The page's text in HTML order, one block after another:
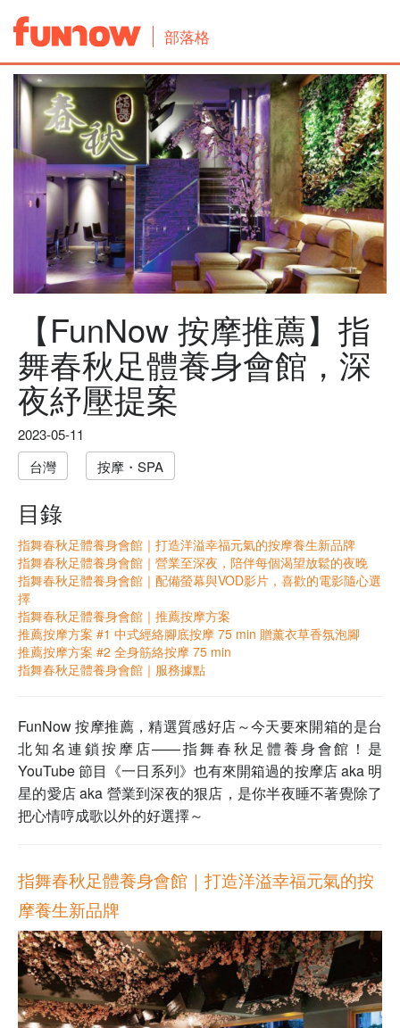
部落格
【FunNow 按摩推薦】指
舞春秋足體養身會館，深
夜紓壓提案
2023-05-11
台灣
按摩・SPA
目錄
指舞春秋足體養身會館｜打造洋溢幸福元氣的按摩養生新品牌
指舞春秋足體養身會館｜營業至深夜，陪伴每個渴望放鬆的夜晚
指舞春秋足體養身會館｜配備螢幕與VOD影片，喜歡的電影隨心選
擇
指舞春秋足體養身會館｜推薦按摩方案
推薦按摩方案 #1 中式經絡腳底按摩 75 min 贈薰衣草香氛泡腳
推薦按摩方案 #2 全身筋絡按摩 75 min
指舞春秋足體養身會館｜服務據點
FunNow 按摩推薦，精選質感好店～今天要來開箱的是台
北知名連鎖按摩店——指舞春秋足體養身會館！是
YouTube 節目《一日系列》也有來開箱過的按摩店 aka 明
星的愛店 aka 營業到深夜的狠店，是你半夜睡不著覺除了
把心情哼成歌以外的好選擇～
指舞春秋足體養身會館｜打造洋溢幸福元氣的按
摩養生新品牌